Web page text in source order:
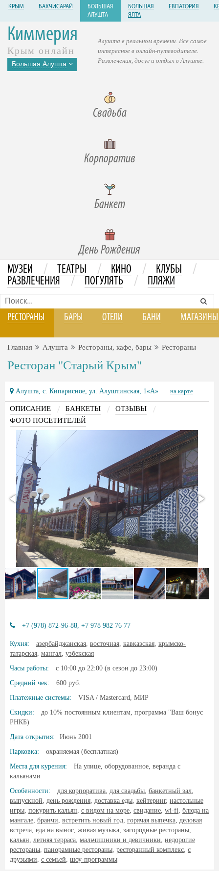
КРЫМ БАХЧИСАРАЙ
БОЛЬШАЯ
АЛУШТА
БОЛЬШАЯ
ЯЛТА
ЕВПАТОРИЯ
Киммерия
Крым онлайн
Большая Алушта
Свадьба
Корпоратив
Банкет
День Рождения
Алушта в реальном времени. Все самое
интересное в онлайн-путеводителе.
Развлечения, досуг и отдых в Алуште.
МУЗЕИ / ТЕАТРЫ / КИНО / КЛУБЫ /
РАЗВЛЕЧЕНИЯ / ПОГУЛЯТЬ / ПЛЯЖИ
РЕСТОРАНЫ БАРЫ ОТЕЛИ БАНИ МАГАЗИНЫ
Главная Алушта Рестораны, кафе, бары Рестораны
Ресторан "Старый Крым"
Алушта, с. Кипарисное, ул. Алуштинская, 1«А» на карте
ОПИСАНИЕ / БАНКЕТЫ / ОТЗЫВЫ /
ФОТО ПОСЕТИТЕЛЕЙ
+7 (978) 872-96-88, +7 978 982 76 77
Кухня: азербайджанская, восточная, кавказская, крымско-
татарская, мангал, узбекская
Часы работы:
c 10:00 до 22:00 (в сезон до 23:00)
Средний чек:
600 руб.
Платежные системы:
VISA / Mastercard, МИР
Скидки:
до 10% постоянным клиентам, программа "Ваш бонус
РНКБ)
Дата открытия:
Июнь 2001
Парковка:
охраняемая (бесплатная)
Места для курения:
На улице, оборудованное, веранда с
кальянами
Особенности:
для корпоратива, для свадьбы, банкетный зал,
выпускной, день рождения, доставка еды, кейтеринг, настольные
игры, покурить кальян, с видом на море, свидание, wi-fi, блюда на
мангале, бранчи, встретить новый год, горячая выпечка, деловая
встреча, еда на вынос, живая музыка, загородные рестораны,
кальян, летняя терраса, мальчишники и девичники, недорогие
рестораны, панорамные рестораны, ресторанный комплекс, с
друзьями, с семьей, шоу-программы